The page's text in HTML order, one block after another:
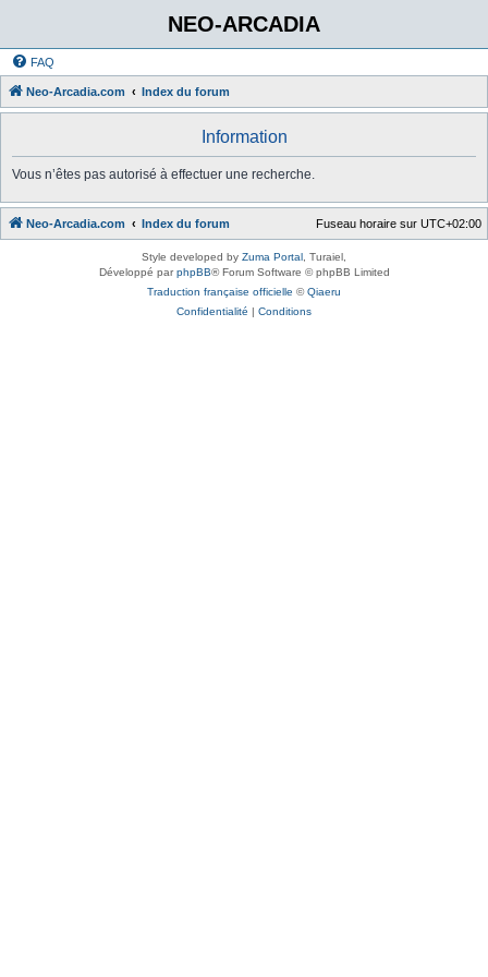
NEO-ARCADIA
FAQ
Neo-Arcadia.com Index du forum
Information
Vous n’êtes pas autorisé à effectuer une recherche.
Neo-Arcadia.com Index du forum Fuseau horaire sur UTC+02:00
Style developed by Zuma Portal , Turaiel,
Développé parphpBB® Forum Software © phpBB Limited
Traduction française officielle ©Qiaeru
Confidentialité | Conditions